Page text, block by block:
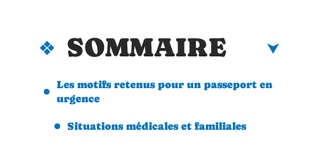
SOMMAIRE
Les motifs retenus pour un passeport en
urgence
Situations médicales et familiales